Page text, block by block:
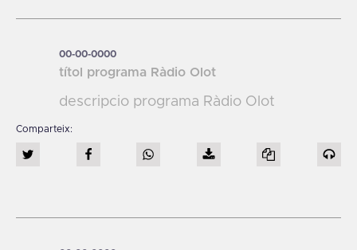
00-00-0000
títol programa Ràdio Olot
descripcio programa Ràdio Olot